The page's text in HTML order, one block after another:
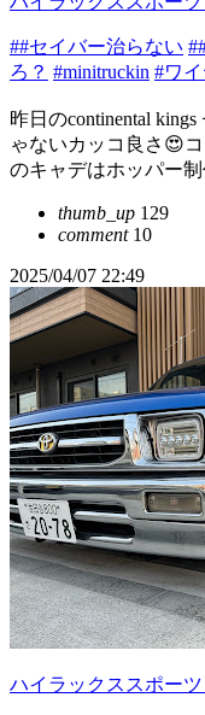
##セイバー治らない
ろ？ #minitruckin #ワ
昨日のcontinental
ゃないカッコ良さ😍
のキャデはホッパー
thumb_up 129
comment10
2025/04/07 22:49
ハイラックススポー